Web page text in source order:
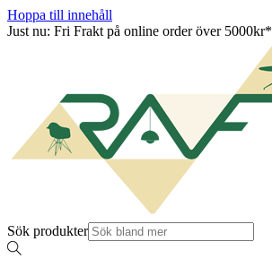
Hoppa till innehåll
Just nu: Fri Frakt på online order över 5000kr*
Sök produkter